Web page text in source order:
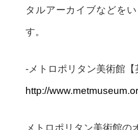
タルアーカイブなどを
す。
-メトロポリタン美術館【
http://
メトロポリタン美術館の